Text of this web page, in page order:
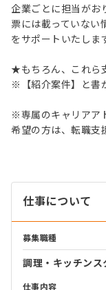
企業ごとに担当がお
票には載っていない
をサポートいたしま
★もちろん、これら
※【紹介案件】と書
※専属のキャリアア
希望の方は、転職支
仕事について
募集職種
調理・キッチンス
仕事内容